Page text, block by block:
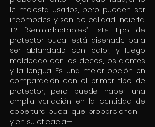
le molesta usarlos, pero pueden ser
incómodos y son de calidad incierta.
T2. “Semiadaptables” Este tipo de
protector bucal está diseñado para
ser ablandado con calor, y luego
moldeado con los dedos, los dientes
y la lengua. Es una mejor opción en
comparación con el primer tipo de
protector, pero puede haber una
amplia variación en la cantidad de
cobertura bucal que proporcionan —
y en su eficacia—.